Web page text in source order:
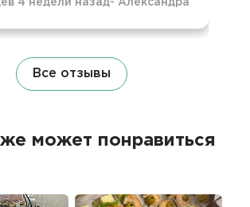
4 недели назад- Александра
Все отзывы
может понравиться